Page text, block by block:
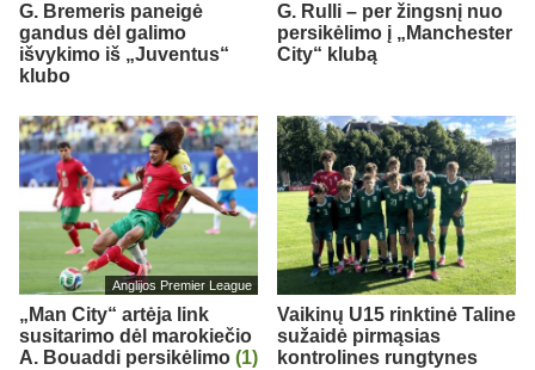
G. Bremeris paneigė
gandus dėl galimo
išvykimo iš „Juventus“
klubo
G. Rulli – per žingsnį nuo
persikėlimo į „Manchester
City“ klubą
Anglijos Premier League
„Man City“ artėja link
susitarimo dėl marokiečio
A. Bouaddi persikėlimo (1)
Vaikinų U15 rinktinė Taline
sužaidė pirmąsias
kontrolines rungtynes